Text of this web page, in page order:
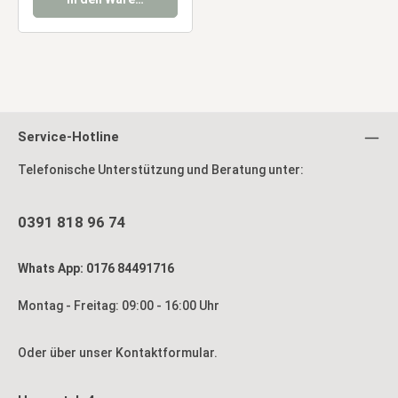
Service-Hotline
Telefonische Unterstützung und Beratung unter:
0391 818 96 74
Whats App: 0176 84491716
Montag - Freitag: 09:00 - 16:00 Uhr
Oder über unser Kontaktformular.